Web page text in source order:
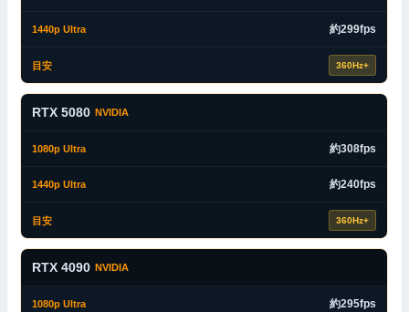
約299fps
360Hz+
RTX 5080 NVIDIA
約308fps
約240fps
360Hz+
RTX 4090 NVIDIA
約295fps